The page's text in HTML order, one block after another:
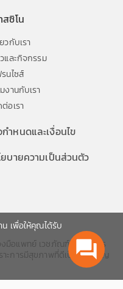
ซิโน
วกับเรา
และกิจกรรม
นไซส์
งานกับเรา
อเรา
ำหนดและเงื่อนไข
ยบายความเป็นส่วนตัว
มือแพทย์ เวชภัณฑ์ และอาหาร
ะการมีสุขภาพที่ดีเป็นสิ่งสำคัญ
question_answer
น เพื่อให้คุณได้รับ